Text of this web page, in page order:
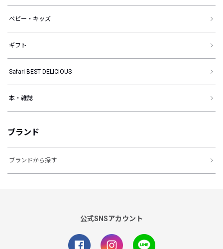
ベビー・キッズ
ギフト
Safari BEST DELICIOUS
本・雑誌
ブランド
ブランドから探す
公式SNSアカウント